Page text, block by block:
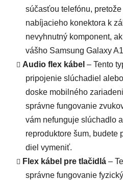
súčasťou telefónu,
nabíjacieho konektora k
nevyhnutný komponent,
vášho Samsung Galaxy
Audio flex kábel – Tento
pripojenie slúchadiel
doske mobilného
správne fungovanie
vám nefunguje slúchadlo
reproduktore šum, budete
diel vymeniť.
Flex kábel pre tlačidlá –
správne fungovanie